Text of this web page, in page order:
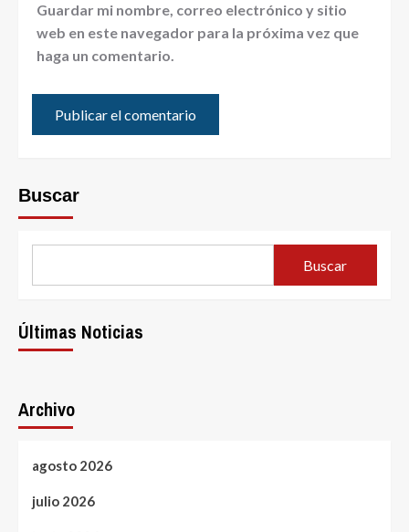
Guardar mi nombre, correo electrónico y sitio
web en este navegador para la próxima vez que
haga un comentario.
Buscar
Buscar
Últimas Noticias
Archivo
agosto 2026
julio 2026